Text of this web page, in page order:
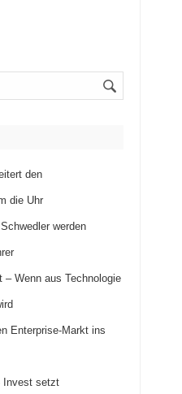
den
die Uhr
werden
– Wenn aus Technologie
Enterprise-Markt ins
Invest setzt